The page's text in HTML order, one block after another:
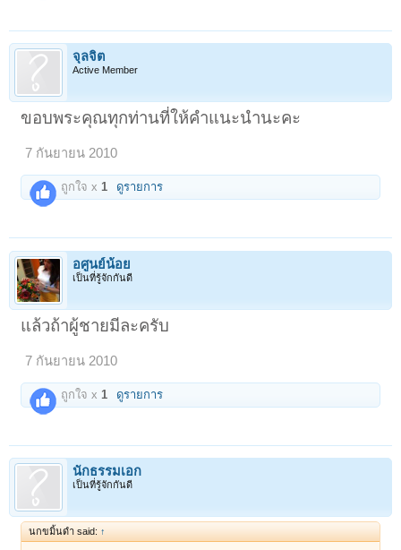
จุลจิต
Active Member
ขอบพระคุณทุกท่านที่ให้คำแนะนำนะคะ
7 กันยายน 2010
ถูกใจ x1 ดูรายการ
อศูนย์น้อย
เป็นที่รู้จักกันดี
แล้วถ้าผู้ชายมีละครับ
7 กันยายน 2010
ถูกใจ x 1 ดูรายการ
นักธรรมเอก
เป็นที่รู้จักกันดี
นกขมิ้นดำ said: ↑